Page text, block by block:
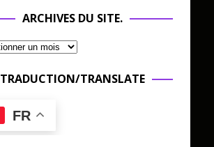
ARCHIVES DU SITE.
TRADUCTION/TRANSLATE
FR